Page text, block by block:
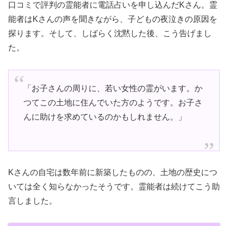
口コミで評判の霊能者に電話占いを申し込んだKさん。霊
能者はKさんの声を聞きながら、子どもの夜泣きの原因を
探ります。そして、しばらく沈黙した後、こう告げまし
た。
「お子さんの周りに、若い女性の霊がいます。か
つてこの土地に住んでいた方のようです。お子さ
んに助けを求めているのかもしれません。」
Kさんの自宅は数年前に新築したものの、土地の歴史につ
いては全く知らなかったそうです。霊能者は続けてこう助
言しました。